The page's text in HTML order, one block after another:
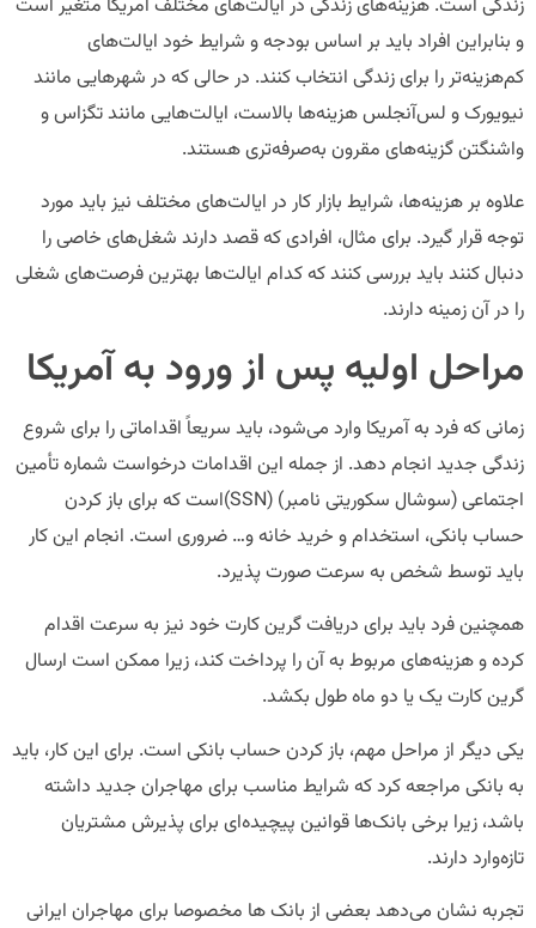
زندگی است. هزینه‌های زندگی در ایالت‌های مختلف آمریکا متغیر است
و بنابراین افراد باید بر اساس بودجه و شرایط خود ایالت‌های
کم‌هزینه‌تر را برای زندگی انتخاب کنند. در حالی که در شهرهایی مانند
نیویورک و لس‌آنجلس هزینه‌ها بالاست، ایالت‌هایی مانند تگزاس و
واشنگتن گزینه‌های مقرون به‌صرفه‌تری هستند.
علاوه بر هزینه‌ها، شرایط بازار کار در ایالت‌های مختلف نیز باید مورد
توجه قرار گیرد. برای مثال، افرادی که قصد دارند شغل‌های خاصی را
دنبال کنند باید بررسی کنند که کدام ایالت‌ها بهترین فرصت‌های شغلی
را در آن زمینه دارند.
مراحل اولیه پس از ورود به آمریکا
زمانی که فرد به آمریکا وارد می‌شود، باید سریعاً اقداماتی را برای شروع
زندگی جدید انجام دهد. از جمله این اقدامات درخواست شماره تأمین
اجتماعی (سوشال سکوریتی نامبر) (SSN)است که برای باز کردن
حساب بانکی، استخدام و خرید خانه و… ضروری است. انجام این کار
باید توسط شخص به سرعت صورت پذیرد.
همچنین فرد باید برای دریافت گرین کارت خود نیز به سرعت اقدام
کرده و هزینه‌های مربوط به آن را پرداخت کند، زیرا ممکن است ارسال
گرین کارت یک یا دو ماه طول بکشد.
یکی دیگر از مراحل مهم، باز کردن حساب بانکی است. برای این کار، باید
به بانکی مراجعه کرد که شرایط مناسب برای مهاجران جدید داشته
باشد، زیرا برخی بانک‌ها قوانین پیچیده‌ای برای پذیرش مشتریان
تازه‌وارد دارند.
تجربه نشان می‌دهد بعضی از بانک ها مخصوصا برای مهاجران ایرانی